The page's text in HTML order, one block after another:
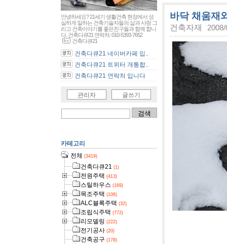
바닥 채움재
건축자재
안녕하세요? 21세기 생활건축 현장에서 성
실하게 일하는 건축기술자들의 삶과 사랑 그
리고 건축이야기를 좋은친구들과 함께 합니
다. 건축다큐21 연락처: 010-5393-7652
건축다큐21
건축다큐21 네이버카페 입..
건축다큐21 트위터 개통합..
건축다큐21 연락처 입니다
관리자 글쓰기
카테고리
전체 (3419)
건축다큐21 (1)
전원주택 (413)
스틸하우스 (169)
목조주택 (106)
ALC블록주택 (32)
조립식주택 (772)
리모델링 (222)
전기공사 (20)
건축공구 (178)